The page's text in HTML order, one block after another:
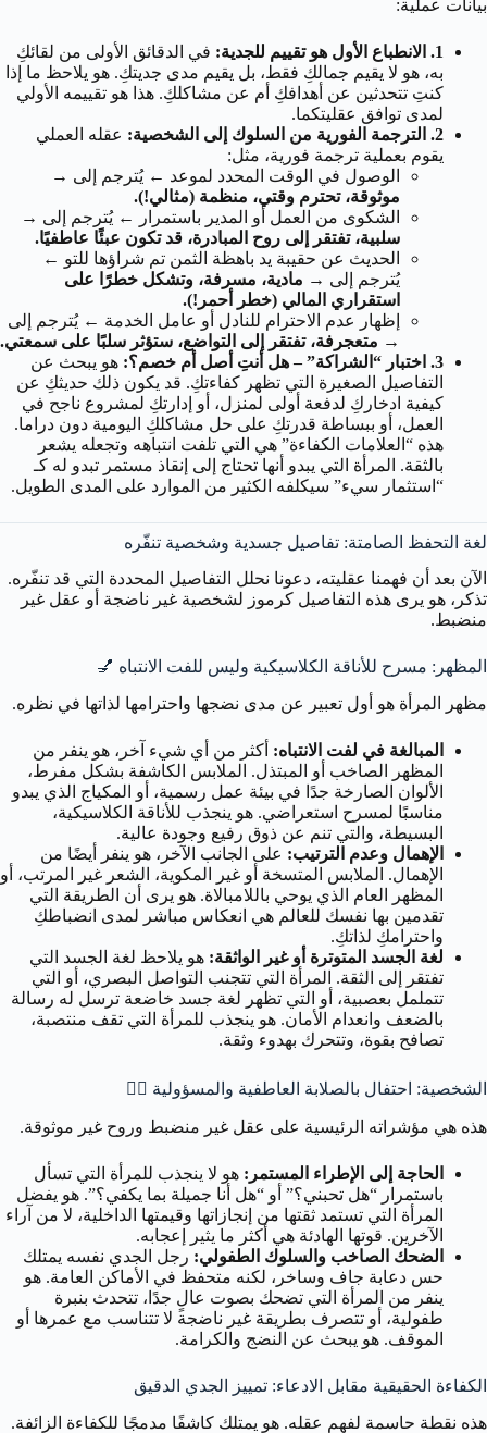
بيانات عملية:
1. الانطباع الأول هو تقييم للجدية:
في الدقائق الأولى من لقائكِ
به، هو لا يقيم جمالكِ فقط، بل يقيم مدى جديتكِ. هو يلاحظ ما إذا
كنتِ تتحدثين عن أهدافكِ أم عن مشاكلكِ. هذا هو تقييمه الأولي
لمدى توافق عقليتكما.
2. الترجمة الفورية من السلوك إلى الشخصية:
عقله العملي
يقوم بعملية ترجمة فورية، مثل:
الوصول في الوقت المحدد لموعد ← يُترجم إلى →
موثوقة، تحترم وقتي، منظمة (مثالي!).
الشكوى من العمل أو المدير باستمرار
← يُترجم إلى →
سلبية، تفتقر إلى روح المبادرة، قد تكون عبئًا عاطفيًا.
الحديث عن حقيبة يد باهظة الثمن تم شراؤها للتو ←
يُترجم إلى → مادية، مسرفة، وتشكل خطرًا على
استقراري المالي (خطر أحمر!).
إظهار عدم الاحترام للنادل أو عامل الخدمة ← يُترجم إلى
→ متعجرفة، تفتقر إلى التواضع، ستؤثر سلبًا على سمعتي.
3. اختبار “الشراكة” – هل أنتِ أصل أم خصم؟:
هو يبحث عن
التفاصيل الصغيرة التي تظهر كفاءتكِ. قد يكون ذلك حديثكِ عن
كيفية ادخاركِ لدفعة أولى لمنزل، أو إدارتكِ لمشروع ناجح في
العمل، أو ببساطة قدرتكِ على حل مشاكلكِ اليومية دون دراما.
هذه “العلامات الكفاءة” هي التي تلفت انتباهه وتجعله يشعر
بالثقة. المرأة التي يبدو أنها تحتاج إلى إنقاذ مستمر تبدو له كـ
“استثمار سيء” سيكلفه الكثير من الموارد على المدى الطويل.
لغة التحفظ الصامتة: تفاصيل جسدية وشخصية تنفّره
الآن بعد أن فهمنا عقليته، دعونا نحلل التفاصيل المحددة التي قد تنفّره.
تذكر، هو يرى هذه التفاصيل كرموز لشخصية غير ناضجة أو عقل غير
منضبط.
المظهر: مسرح للأناقة الكلاسيكية وليس للفت الانتباه 💅
مظهر المرأة هو أول تعبير عن مدى نضجها واحترامها لذاتها في نظره.
المبالغة في لفت الانتباه: أكثر من أي شيء آخر، هو ينفر من
المظهر الصاخب أو المبتذل. الملابس الكاشفة بشكل مفرط،
الألوان الصارخة جدًا في بيئة عمل رسمية، أو المكياج الذي يبدو
مناسبًا لمسرح استعراضي. هو ينجذب للأناقة الكلاسيكية،
البسيطة، والتي تنم عن ذوق رفيع وجودة عالية.
الإهمال وعدم الترتيب: على الجانب الآخر، هو ينفر أيضًا من
الإهمال. الملابس المتسخة أو غير المكوية، الشعر غير المرتب، أو
المظهر العام الذي يوحي باللامبالاة. هو يرى أن الطريقة التي
تقدمين بها نفسك للعالم هي انعكاس مباشر لمدى انضباطكِ
واحترامكِ لذاتكِ.
لغة الجسد المتوترة أو غير الواثقة: هو يلاحظ لغة الجسد التي
تفتقر إلى الثقة. المرأة التي تتجنب التواصل البصري، أو التي
تتململ بعصبية، أو التي تظهر لغة جسد خاضعة ترسل له رسالة
بالضعف وانعدام الأمان. هو ينجذب للمرأة التي تقف منتصبة،
تصافح بقوة، وتتحرك بهدوء وثقة.
الشخصية: احتفال بالصلابة العاطفية والمسؤولية 🧘‍♀️
هذه هي مؤشراته الرئيسية على عقل غير منضبط وروح غير موثوقة.
الحاجة إلى الإطراء المستمر: هو لا ينجذب للمرأة التي تسأل
باستمرار “هل تحبني؟” أو “هل أنا جميلة بما يكفي؟”. هو يفضل
المرأة التي تستمد ثقتها من إنجازاتها وقيمتها الداخلية، لا من آراء
الآخرين. قوتها الهادئة هي أكثر ما يثير إعجابه.
الضحك الصاخب والسلوك الطفولي: رجل الجدي نفسه يمتلك
حس دعابة جاف وساخر، لكنه متحفظ في الأماكن العامة. هو
ينفر من المرأة التي تضحك بصوت عالٍ جدًا، تتحدث بنبرة
طفولية، أو تتصرف بطريقة غير ناضجة لا تتناسب مع عمرها أو
الموقف. هو يبحث عن النضج والكرامة.
الكفاءة الحقيقية مقابل الادعاء: تمييز الجدي الدقيق
هذه نقطة حاسمة لفهم عقله. هو يمتلك كاشفًا مدمجًا للكفاءة الزائفة.